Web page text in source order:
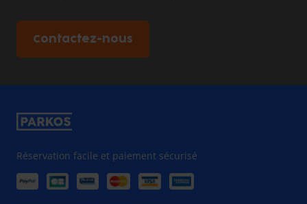
Contactez-nous
Réservation facile et paiement sécurisé